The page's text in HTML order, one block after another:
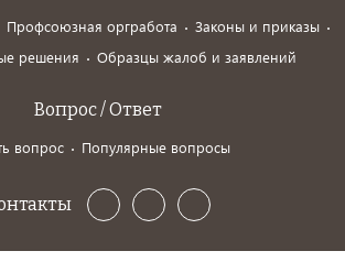
Профсоюзная оргработа
Законы и приказы
решения
Образцы жалоб и заявлений
Вопрос / Ответ
вопрос Популярные вопросы